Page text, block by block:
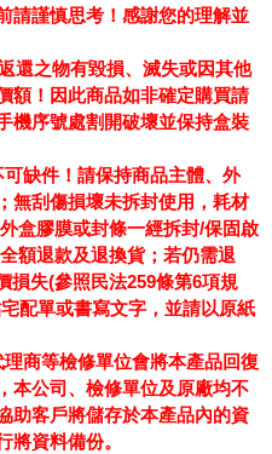
請謹慎思考！感謝您的理解並
還之物有毀損、滅失或因其他
額！ 因此商品如非確定購買請
機序號處割開破壞並保持盒裝
缺件！請保持商品主體、外
無刮傷損壞未拆封使用，耗材
盒膠膜或封條一經拆封/保固啟
額退款及退換貨；若仍需退
損失(參照民法259條第6項規
配單或書寫文字，並請以原紙
商等檢修單位會將本產品回復
本公司、檢修單位及原廠均不
助客戶將儲存於本產品內的資
將資料備份。